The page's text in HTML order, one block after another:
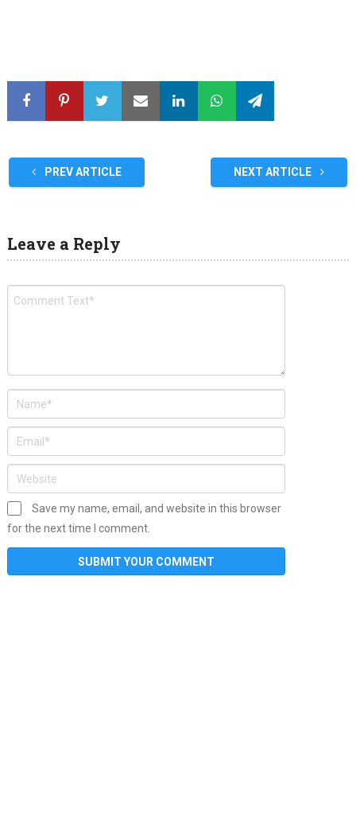
PREV ARTICLE NEXT ARTICLE
Leave a Reply
Save my name, email, and website in this browser
for the next time I comment.